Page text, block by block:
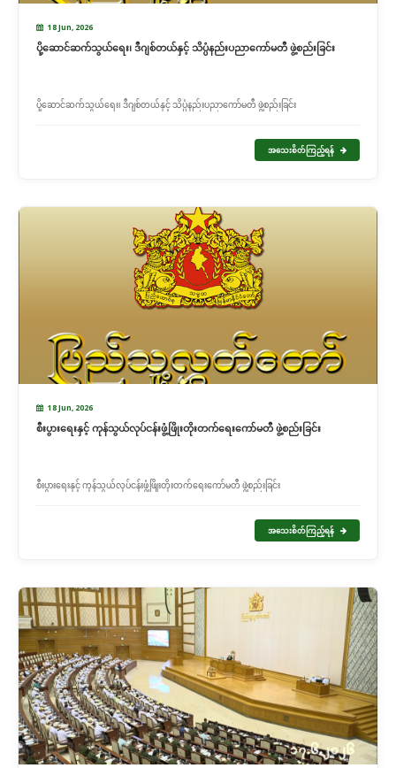
18 Jun, 2026
ပို့ဆောင်ဆက်သွယ်ရေး၊ ဒီဂျစ်တယ်နှင့် သိပ္ပံနည်းပညာကော်မတီ ဖွဲ့စည်းခြင်း
ပို့ဆောင်ဆက်သွယ်ရေး၊ ဒီဂျစ်တယ်နှင့် သိပ္ပံနည်းပညာကော်မတီ ဖွဲ့စည်းခြင်း
အသေးစိတ်ကြည့်ရန်
18 Jun, 2026
စီးပွားရေးနှင့် ကုန်သွယ်လုပ်ငန်းဖွံ့ဖြိုးတိုးတက်ရေးကော်မတီ ဖွဲ့စည်းခြင်း
စီးပွားရေးနှင့် ကုန်သွယ်လုပ်ငန်းဖွံ့ဖြိုးတိုးတက်ရေးကော်မတီ ဖွဲ့စည်းခြင်း
အသေးစိတ်ကြည့်ရန်